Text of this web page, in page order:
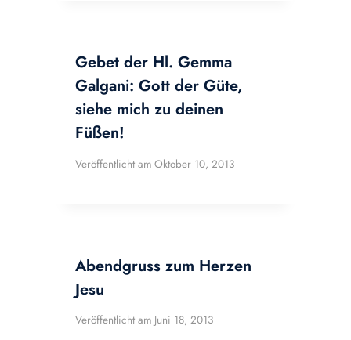
Gebet der Hl. Gemma
Galgani: Gott der Güte,
siehe mich zu deinen
Füßen!
Veröffentlicht am Oktober 10, 2013
Abendgruss zum Herzen
Jesu
Veröffentlicht am Juni 18, 2013